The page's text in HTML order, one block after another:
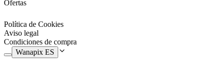
Ofertas
Política de Cookies
Aviso legal
Condiciones de compra
Wanapix ES